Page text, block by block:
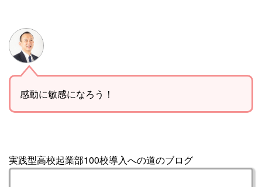
感動に敏感になろう！
実践型高校起業部100校導入への道のブログ